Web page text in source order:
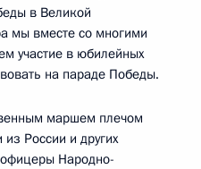
в Великой
мы вместе со многими
участие в юбилейных
на параде Победы.
маршем плечом
России и других
офицеры Народно-